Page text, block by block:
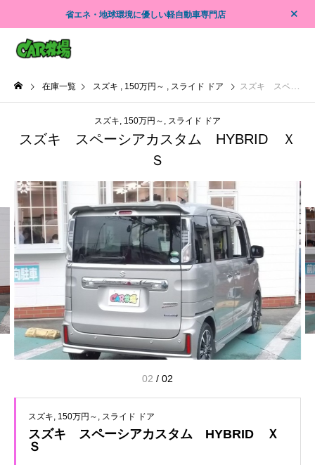
省エネ・地球環境に優しい軽自動車専門店
在庫一覧 スズキ 150万円～ スライド ドア スズキ スペーシアカスタム HYBRID ＸＳ
スズキ 150万円～ スライド ドア
スズキ スペーシアカスタム HYBRID Ｘ
Ｓ
01 / 02
スズキ 150万円～ スライド ドア
スズキ スペーシアカスタム HYBRID Ｘ
Ｓ